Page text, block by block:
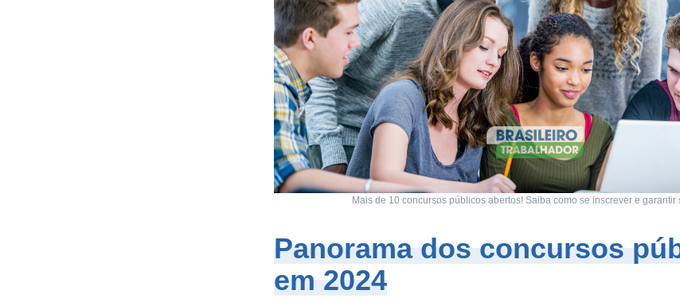
Mais de 10 concursos públicos abertos! Saiba como se inscrever e garantir
Panorama dos concursos
em 2024